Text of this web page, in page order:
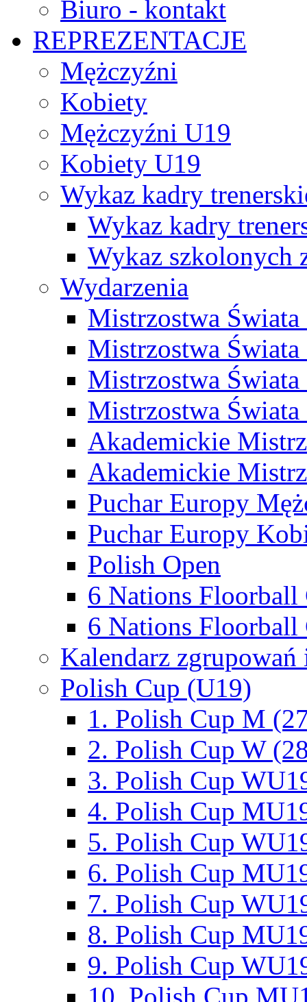
Biuro - kontakt
REPREZENTACJE
Mężczyźni
Kobiety
Mężczyźni U19
Kobiety U19
Wykaz kadry
Wykaz kadry
Wykaz szkolonych
Wydarzenia
Mistrzostwa
Mistrzostwa
Mistrzostwa
Mistrzostwa
Akademickie
Akademickie
Puchar Europy
Puchar Europy
Polish Open
6 Nations Floorball
6 Nations Floorball
Kalendarz
Polish Cup (U19)
1. Polish Cup M
2. Polish Cup W
3. Polish Cup
4. Polish Cup
5. Polish Cup
6. Polish Cup
7. Polish Cup
8. Polish Cup
9. Polish Cup
10. Polish Cup